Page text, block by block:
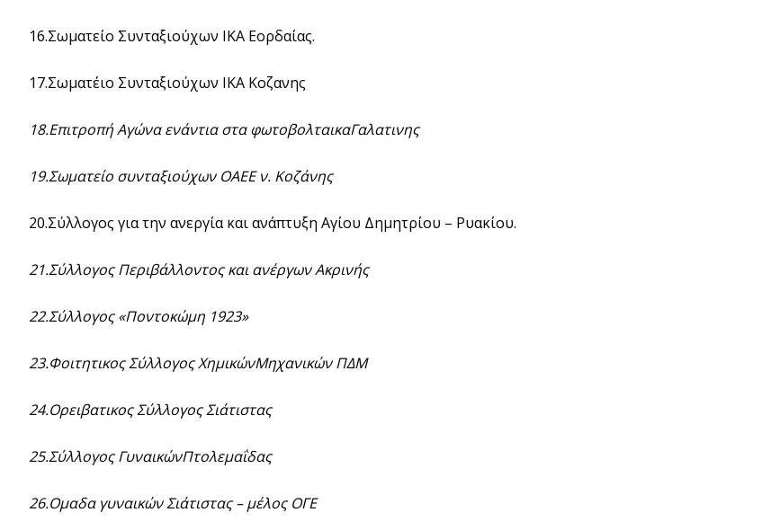
16.Σωματείο Συνταξιούχων ΙΚΑ Εορδαίας.
17.Σωματέιο Συνταξιούχων ΙΚΑ Κοζανης
18.Επιτροπή Αγώνα ενάντια στα φωτοβολταικαΓαλατινης
19.Σωματείο συνταξιούχων ΟΑΕΕ ν. Κοζάνης
20.Σύλλογος για την ανεργία και ανάπτυξη Αγίου Δημητρίου – Ρυακίου.
21.Σύλλογος Περιβάλλοντος και ανέργων Ακρινής
22.Σύλλογος «Ποντοκώμη 1923»
23.Φοιτητικος Σύλλογος ΧημικώνΜηχανικών ΠΔΜ
24.Ορειβατικος Σύλλογος Σιάτιστας
25.Σύλλογος ΓυναικώνΠτολεμαΐδας
26.Ομαδα γυναικών Σιάτιστας – μέλος ΟΓΕ